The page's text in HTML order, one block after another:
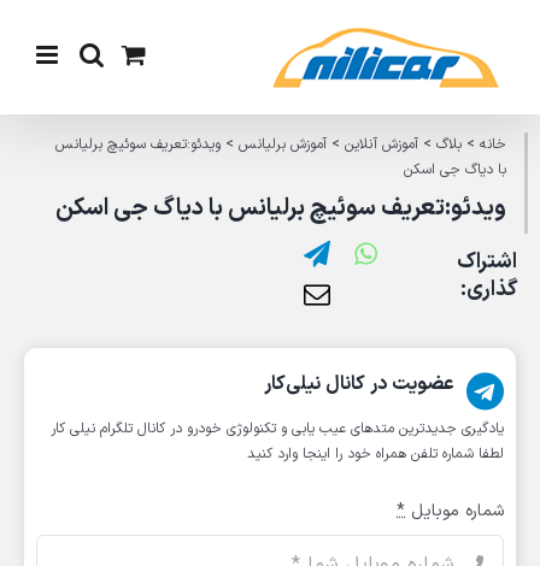
content
خانه> بلاگ> آموزش آنلاین> آموزش برلیانس> ویدئو:تعریف سوئیچ برلیانس
با دیاگ جی اسکن
ویدئو:تعریف سوئیچ برلیانس با دیاگ جی اسکن
اشتراک
گذاری:
عضویت در کانال نیلی‌کار
یادگیری جدیدترین متد‌های عیب یابی‌ و تکنولوژی خودرو در کانال تلگرام نیلی کار
لطفا شماره تلفن همراه خود را اینجا وارد کنید
شماره موبایل *